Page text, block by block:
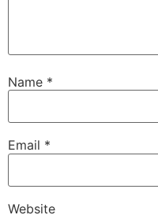
Name *
Email *
Website